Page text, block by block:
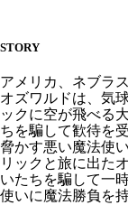
STORY
アメリカ、ネブラ
オズワルドは、気
ックに空が飛べる
ちを騙して歓待を
脅かす悪い魔法使
リックと旅に出た
いたちを騙して一
使いに魔法勝負を